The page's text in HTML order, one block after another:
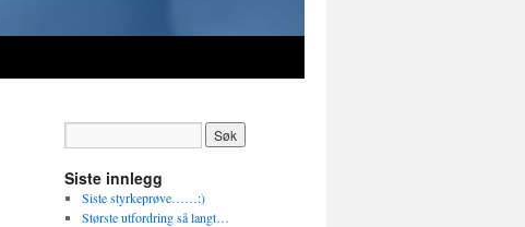
Siste innlegg
Siste styrkeprøve……:)
Største utfordring så langt…